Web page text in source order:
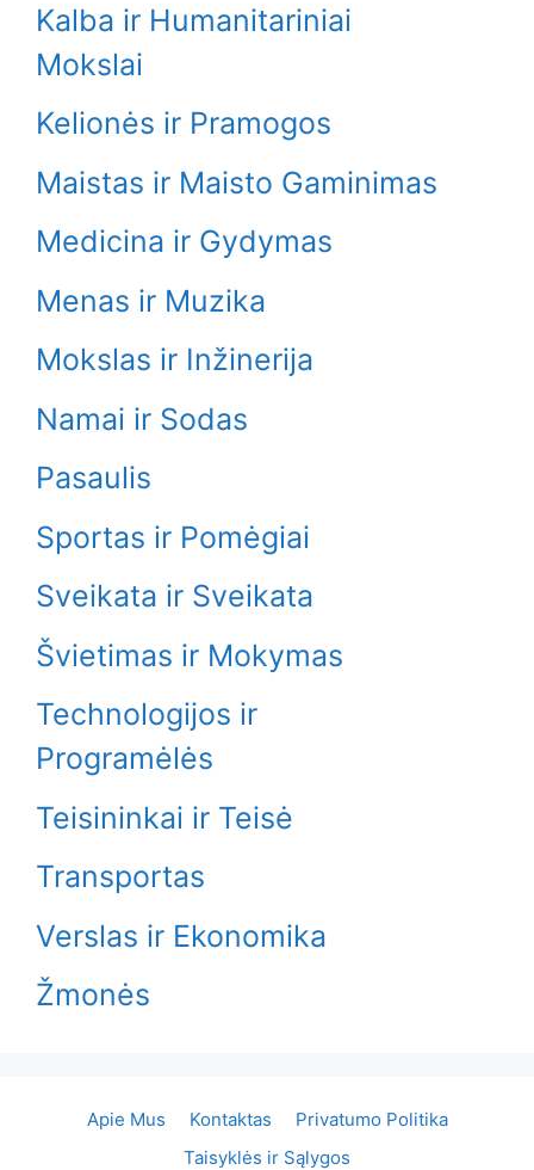
Kalba ir Humanitariniai
Mokslai
Kelionės ir Pramogos
Maistas ir Maisto Gaminimas
Medicina ir Gydymas
Menas ir Muzika
Mokslas ir Inžinerija
Namai ir Sodas
Pasaulis
Sportas ir Pomėgiai
Sveikata ir Sveikata
Švietimas ir Mokymas
Technologijos ir
Programėlės
Teisininkai ir Teisė
Transportas
Verslas ir Ekonomika
Žmonės
Apie Mus Kontaktas
Privatumo Politika
Taisyklės ir Sąlygos